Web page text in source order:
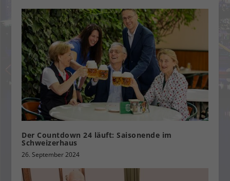
Der Countdown 24 läuft: Saisonende im
Schweizerhaus
26. September 2024